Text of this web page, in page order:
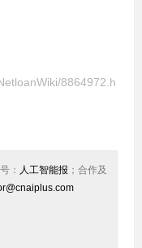
8864972.h
： 人工智能报 ；合作及